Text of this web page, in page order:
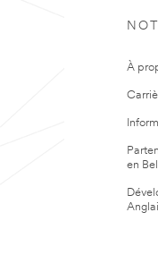
À
en